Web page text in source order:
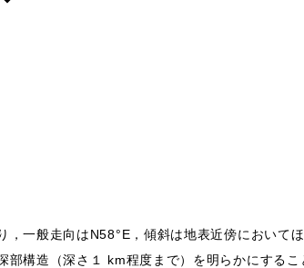
一般走向はN58°E，傾斜は地表近傍において
部構造（深さ１ km程度まで）を明らかにする